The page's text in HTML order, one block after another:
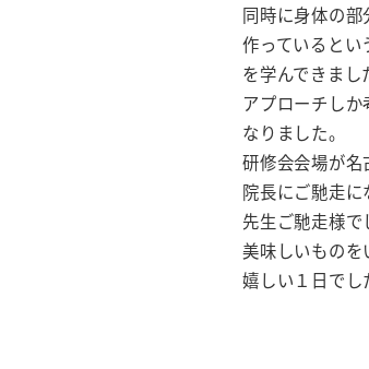
同時に身体の
作っているとい
を学んできま
アプローチし
なりました。
研修会会場が
院長にご馳走に
先生ご馳走様で
美味しいもの
嬉しい１日でし